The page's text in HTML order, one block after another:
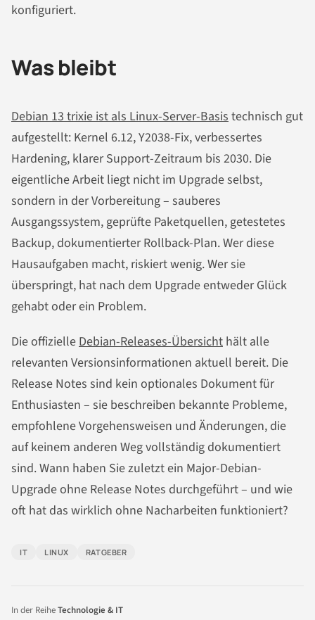
konfiguriert.
Was bleibt
Debian 13 trixie ist als Linux-Server-Basistechnisch gut
aufgestellt: Kernel 6.12, Y2038-Fix, verbessertes
Hardening, klarer Support-Zeitraum bis 2030. Die
eigentliche Arbeit liegt nicht im Upgrade selbst,
sondern in der Vorbereitung – sauberes
Ausgangssystem, geprüfte Paketquellen, getestetes
Backup, dokumentierter Rollback-Plan. Wer diese
Hausaufgaben macht, riskiert wenig. Wer sie
überspringt, hat nach dem Upgrade entweder Glück
gehabt oder ein Problem.
Die offizielle Debian-Releases-Übersicht hält alle
relevanten Versionsinformationen aktuell bereit. Die
Release Notes sind kein optionales Dokument für
Enthusiasten – sie beschreiben bekannte Probleme,
empfohlene Vorgehensweisen und Änderungen, die
auf keinem anderen Weg vollständig dokumentiert
sind. Wann haben Sie zuletzt ein Major-Debian-
Upgrade ohne Release Notes durchgeführt – und wie
oft hat das wirklich ohne Nacharbeiten funktioniert?
IT LINUX RATGEBER
In der ReiheTechnologie & IT